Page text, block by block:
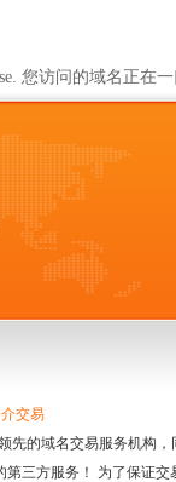
您访问的域名正在
交易
先的域名交易服务机构
第三方服务！ 为了保证